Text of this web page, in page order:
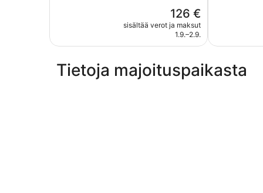
Hinta
on
126 €
126 €
sisältää verot ja maksut
1.9.–2.9.
Tietoja majoituspaikasta